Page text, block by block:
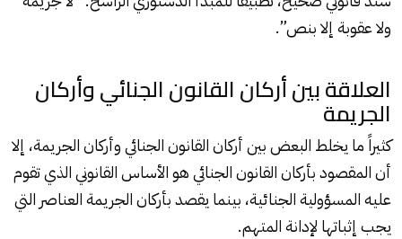
ولا عقوبة إلا بنص”.
العلاقة بين أركان القانون الجنائي وأركان
الجريمة
كثيراً ما يخلط البعض بين أركان القانون الجنائي وأركان الجريمة، إلا
أن المقصود بأركان القانون الجنائي هو الأساس القانوني الذي تقوم
عليه المسؤولية الجنائية، بينما يقصد بأركان الجريمة العناصر التي
يجب إثباتها لإدانة المتهم.